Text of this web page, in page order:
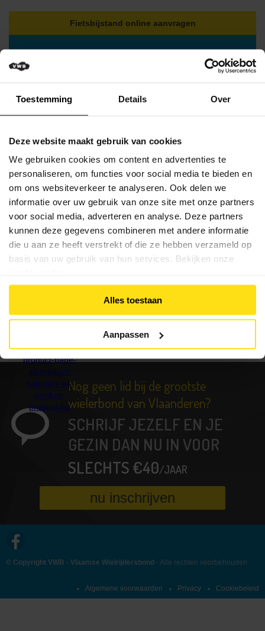
Toestemming Details Over
Deze website maakt gebruik van cookies
We gebruiken cookies om content en advertenties te
personaliseren, om functies voor social media te bieden en
om ons websiteverkeer te analyseren. Ook delen we
informatie over uw gebruik van onze site met onze partners
voor social media, adverteren en analyse. Deze partners
kunnen deze gegevens combineren met andere informatie
die u aan ze heeft verstrekt of die ze hebben verzameld op
basis van uw gebruik van hun services. Bekijken onze
Alles toestaan
Aanpassen
Media
Flandrienne
VWB
Nieuws
Actueel
Artikels
Veelgestelde
vragen
/
FAQ
Lid
Ledenvoordelen
Verzekering
Kalender
Clubs
Downloads
Contact
Fietsbijstand online aanvragen
VLAAMSE WIELRIJDERSBOND VZW
Volg ons ook op Facebook
VLAAMSE WIELRIJDERSBOND VZW
Volg ons ook op Instagram
Nog geen lid bij de grootste
wielerbond van Vlaanderen?
SCHRIJF JEZELF EN JE
GEZIN DAN NU IN VOOR
SLECHTS €40/JAAR
nu inschrijven
© Copyright VWB - Vlaamse Wielrijdersbond - Alle rechten voorbehouden
Algemene voorwaarden Privacy Cookiebeleid